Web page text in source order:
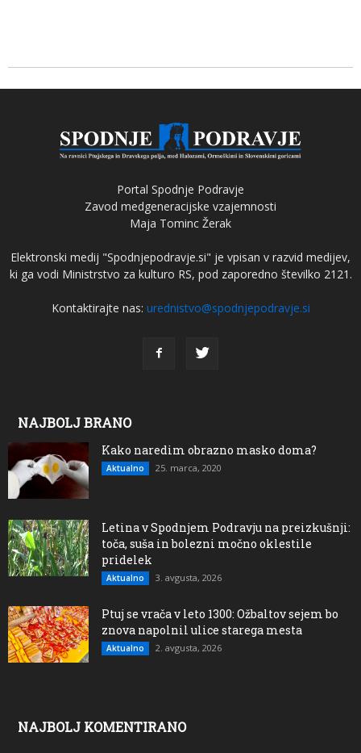
Portal Spodnje Podravje
Zavod medgeneracijske vzajemnosti
Maja Tominc Žerak
Elektronski medij "Spodnjepodravje.si" je vpisan v razvid medijev,
ki ga vodi Ministrstvo za kulturo RS, pod zaporedno številko 2121.
Kontaktirajte nas: urednistvo@spodnjepodravje.si
NAJBOLJ BRANO
Kako naredim obrazno masko doma?
Aktualno 25. marca, 2020
Letina v Spodnjem Podravju na preizkušnji:
toča, suša in bolezni močno oklestile
pridelek
Aktualno 3. avgusta, 2026
Ptuj se vrača v leto 1300: Ožbaltov sejem bo
znova napolnil ulice starega mesta
Aktualno 2. avgusta, 2026
NAJBOLJ KOMENTIRANO